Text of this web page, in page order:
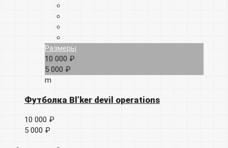
Размеры
10 000 ₽
5 000 ₽
m
Футболка Bl’ker devil operations
10 000 ₽
5 000 ₽